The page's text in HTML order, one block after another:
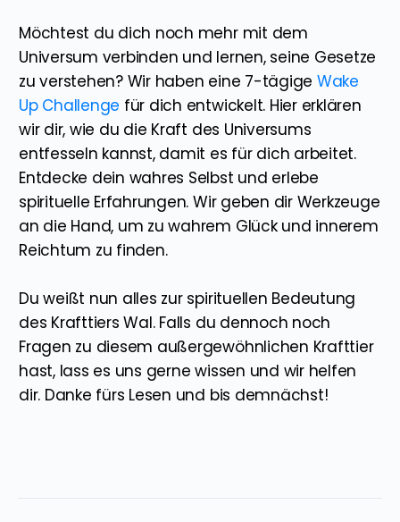
Möchtest du dich noch mehr mit dem
Universum verbinden und lernen, seine Gesetze
zu verstehen? Wir haben eine 7-tägige Wake
Up Challenge für dich entwickelt. Hier erklären
wir dir, wie du die Kraft des Universums
entfesseln kannst, damit es für dich arbeitet.
Entdecke dein wahres Selbst und erlebe
spirituelle Erfahrungen. Wir geben dir Werkzeuge
an die Hand, um zu wahrem Glück und innerem
Reichtum zu finden.
Du weißt nun alles zur spirituellen Bedeutung
des Krafttiers Wal. Falls du dennoch noch
Fragen zu diesem außergewöhnlichen Krafttier
hast, lass es uns gerne wissen und wir helfen
dir. Danke fürs Lesen und bis demnächst!